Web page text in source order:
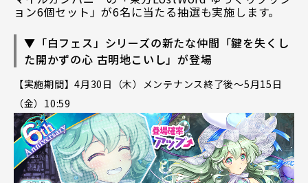
ョン6個セット」が6名に当たる抽選も実施します。
▼「白フェス」シリーズの新たな仲間「鍵を失くし
た開かずの心 古明地こいし」が登場
【実施期間】4月30日（木）メンテナンス終了後～5月15日
（金）10:59